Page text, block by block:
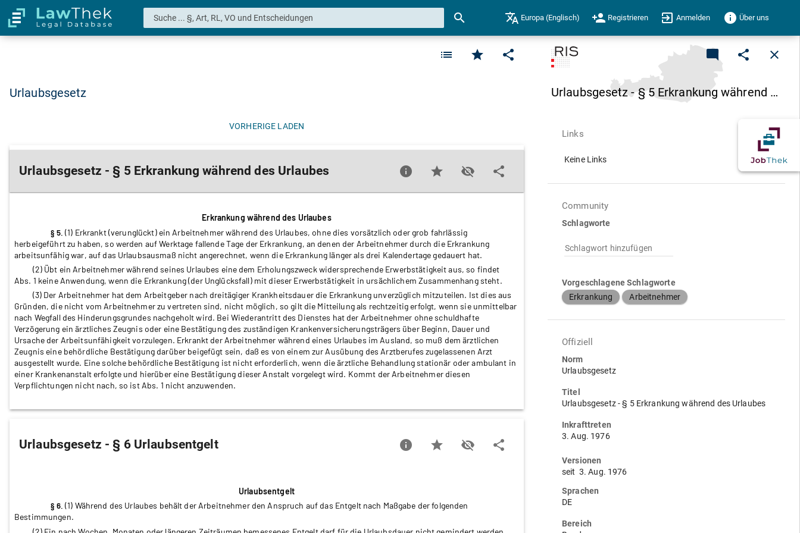
search translate Europa (Englisch) person_add Registrieren exit_to_app Anmelden info Über uns
list star share
Urlaubsgesetz
VORHERIGE LADEN
Urlaubsgesetz - § 5 Erkrankung während des Urlaubes info star visibility_off share
Erkrankung während des Urlaubes
§ 5. (1) Erkrankt (verunglückt) ein Arbeitnehmer während des Urlaubes, ohne dies vorsätzlich oder grob fahrlässig
herbeigeführt zu haben, so werden auf Werktage fallende Tage der Erkrankung, an denen der Arbeitnehmer durch die Erkrankung
arbeitsunfähig war, auf das Urlaubsausmaß nicht angerechnet, wenn die Erkrankung länger als drei Kalendertage gedauert hat.
(2) Übt ein Arbeitnehmer während seines Urlaubes eine dem Erholungszweck widersprechende Erwerbstätigkeit aus, so findet
Abs. 1 keine Anwendung, wenn die Erkrankung (der Unglücksfall) mit dieser Erwerbstätigkeit in ursächlichem Zusammenhang steht.
(3) Der Arbeitnehmer hat dem Arbeitgeber nach dreitägiger Krankheitsdauer die Erkrankung unverzüglich mitzuteilen. Ist dies aus
Gründen, die nicht vom Arbeitnehmer zu vertreten sind, nicht möglich, so gilt die Mitteilung als rechtzeitig erfolgt, wenn sie unmittelbar
nach Wegfall des Hinderungsgrundes nachgeholt wird. Bei Wiederantritt des Dienstes hat der Arbeitnehmer ohne schuldhafte
Verzögerung ein ärztliches Zeugnis oder eine Bestätigung des zuständigen Krankenversicherungsträgers über Beginn, Dauer und
Ursache der Arbeitsunfähigkeit vorzulegen. Erkrankt der Arbeitnehmer während eines Urlaubes im Ausland, so muß dem ärztlichen
Zeugnis eine behördliche Bestätigung darüber beigefügt sein, daß es von einem zur Ausübung des Arztberufes zugelassenen Arzt
ausgestellt wurde. Eine solche behördliche Bestätigung ist nicht erforderlich, wenn die ärztliche Behandlung stationär oder ambulant in
einer Krankenanstalt erfolgte und hierüber eine Bestätigung dieser Anstalt vorgelegt wird. Kommt der Arbeitnehmer diesen
Verpflichtungen nicht nach, so ist Abs. 1 nicht anzuwenden.
Urlaubsgesetz - § 6 Urlaubsentgelt info star visibility_off share
Urlaubsentgelt
§ 6. (1) Während des Urlaubes behält der Arbeitnehmer den Anspruch auf das Entgelt nach Maßgabe der folgenden
Bestimmungen.
mode_comment share close
Urlaubsgesetz - § 5 Erkrankung während des Urlaubes
Links
Keine Links
Community
Schlagworte
Schlagwort hinzufügen
Vorgeschlagene Schlagworte
Erkrankung
Arbeitnehmer
Offiziell
Norm
Urlaubsgesetz
Titel
Urlaubsgesetz - § 5 Erkrankung während des Urlaubes
Inkrafttreten
3. Aug. 1976
Versionen
seit 3. Aug. 1976
Sprachen
DE
Bereich